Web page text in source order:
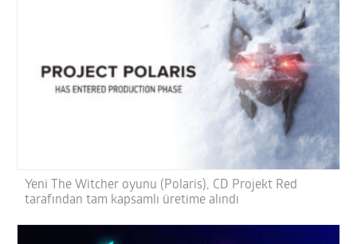
Yeni The Witcher oyunu (Polaris), CD Projekt Red
tarafından tam kapsamlı üretime alındı